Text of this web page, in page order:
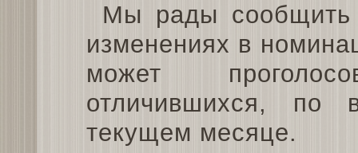
Мы рады
изменениях в
может
отличившихся, по
текущем месяце.